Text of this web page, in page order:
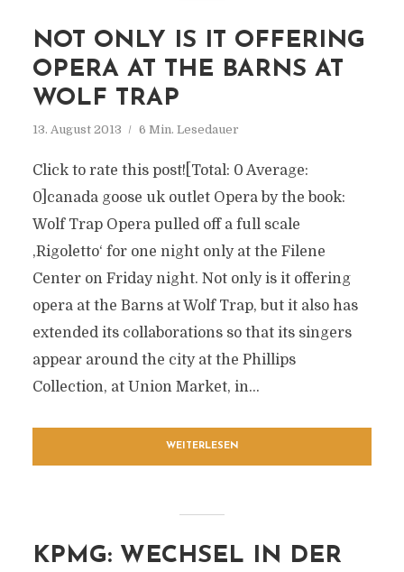
NOT ONLY IS IT OFFERING
OPERA AT THE BARNS AT
WOLF TRAP
13. August 2013 6 Min. Lesedauer
Click to rate this post![Total: 0 Average:
0]canada goose uk outlet Opera by the book:
Wolf Trap Opera pulled off a full scale
‚Rigoletto‘ for one night only at the Filene
Center on Friday night. Not only is it offering
opera at the Barns at Wolf Trap, but it also has
extended its collaborations so that its singers
appear around the city at the Phillips
Collection, at Union Market, in...
WEITERLESEN
KPMG: WECHSEL IN DER